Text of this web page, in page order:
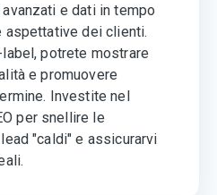
e dati in tempo
aspettative dei clienti.
potrete mostrare
e promuovere
Investite nel
per snellire le
"caldi" e assicurarvi